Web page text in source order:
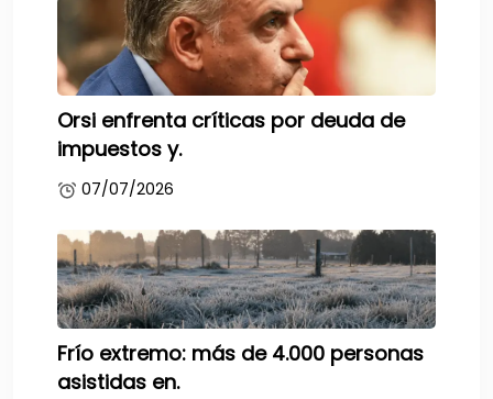
Orsi enfrenta críticas por deuda de
impuestos y.
07/07/2026
Frío extremo: más de 4.000 personas
asistidas en.